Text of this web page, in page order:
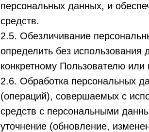
персональных данных, и
средств.
2.5. Обезличивание
определить без
конкретному Пользователю
2.6. Обработка персональных
(операций), совершаемых с
средств с персональными
уточнение (обновление,